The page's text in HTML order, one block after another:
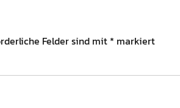
Felder sind mit * markiert